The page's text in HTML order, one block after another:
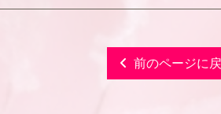
前のページに